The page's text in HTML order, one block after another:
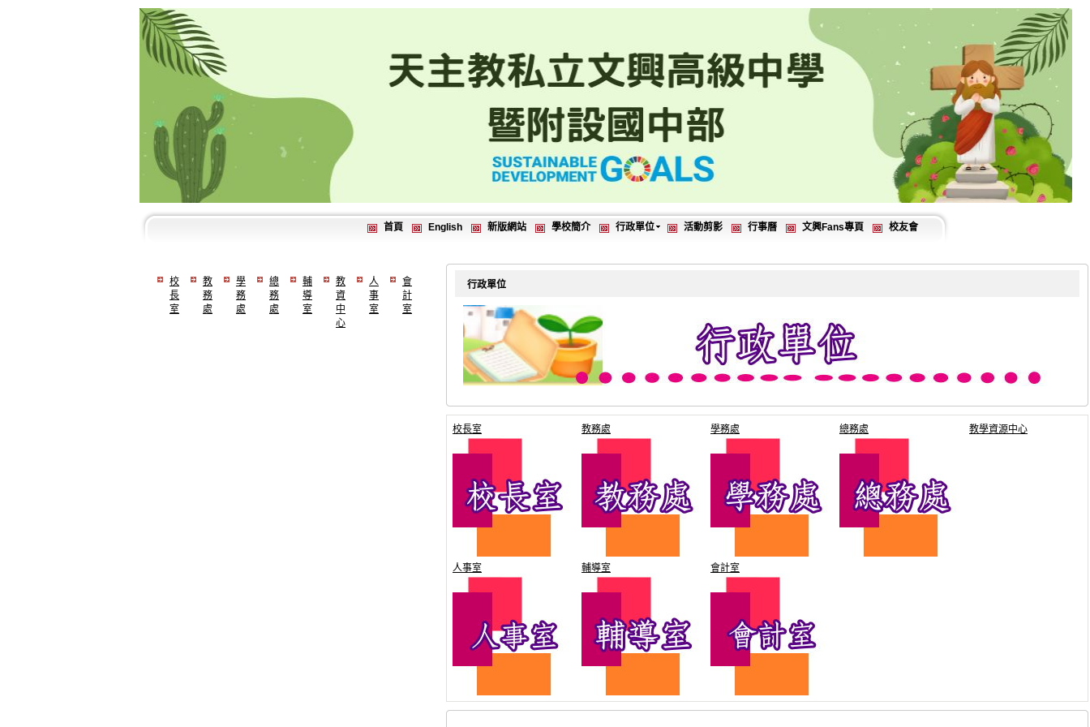
首頁 English 新版網站 學校簡介 行政單位 活動剪影 行事曆 文興Fans專頁 校友會
校
長
室
教
務
處
學
務
處
總
務
處
輔
導
室
教
資
中
心
人
事
室
會
計
室
行政單位
校長室 教務處 學務處 總務處 教學資源中心
人事室 輔導室 會計室